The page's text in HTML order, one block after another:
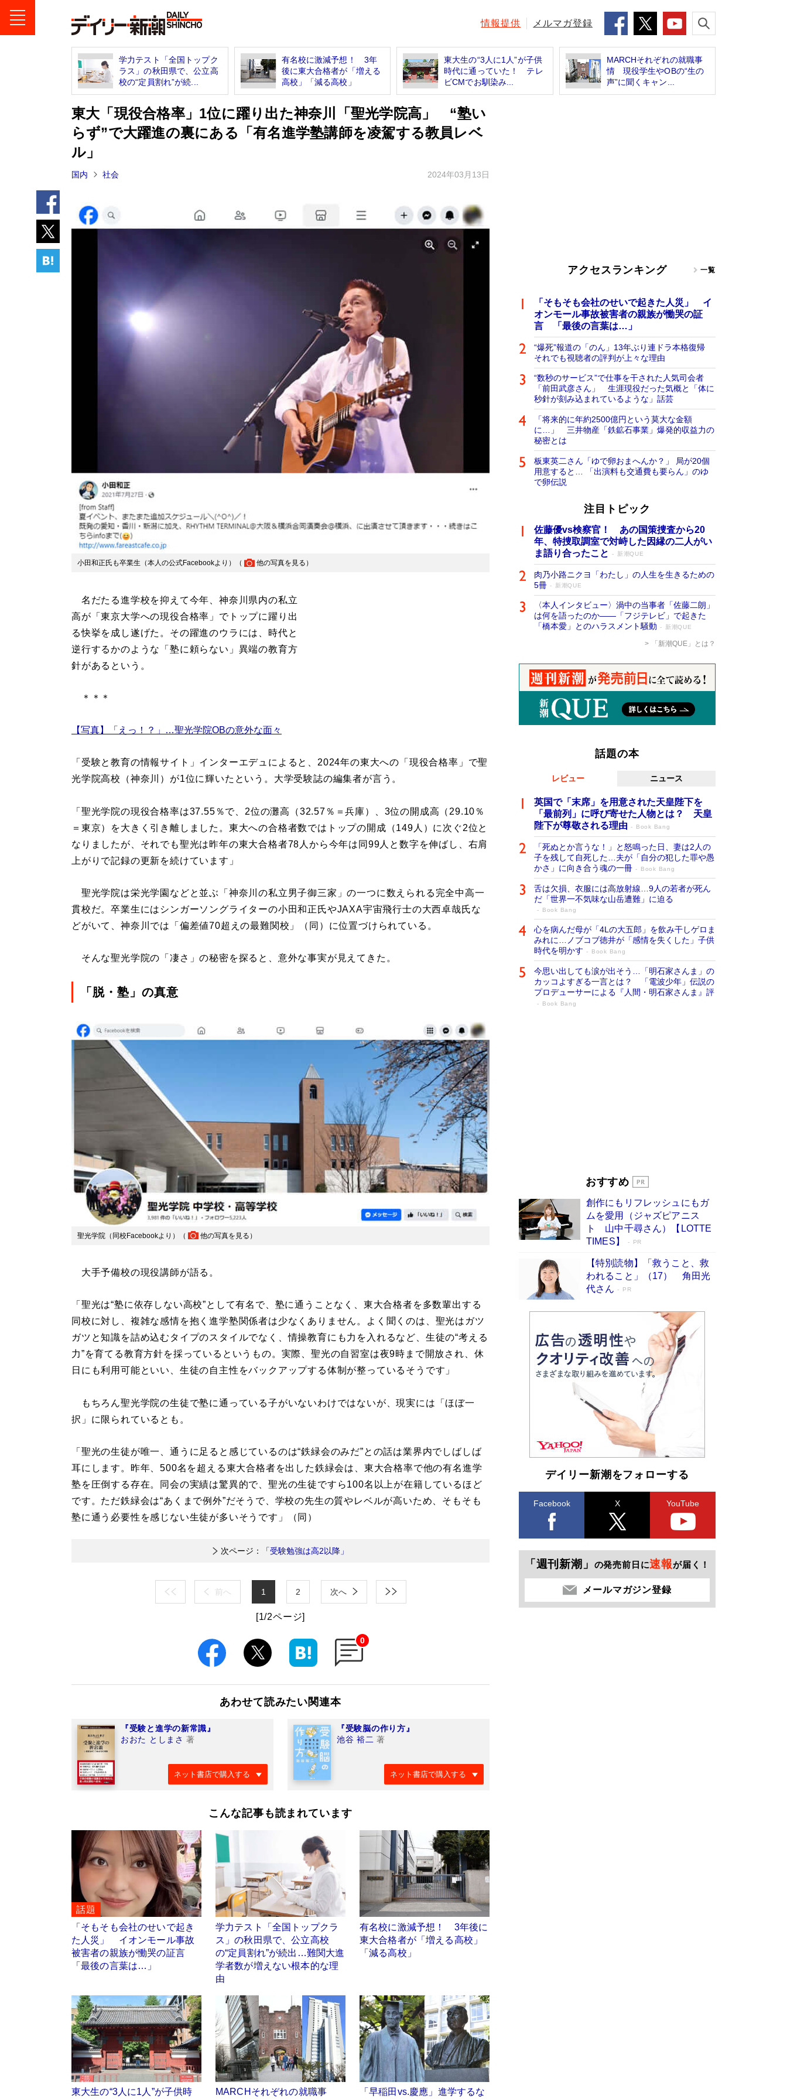
情報提供 メルマガ登録
学力テスト「全国トップク
ラス」の秋田県で、公立高
校の“定員割れ”が続...
有名校に激減予想！ 3年
後に東大合格者が「増える
高校」「減る高校」
東大生の“3人に1人”が子供
時代に通っていた！ テレ
ビCMでお馴染み...
MARCHそれぞれの就職事
情 現役学生やOBの“生の
声”に聞くキャン...
東大「現役合格率」1位に躍り出た神奈川「聖光学院高」 “塾い
らず”で大躍進の裏にある「有名進学塾講師を凌駕する教員レベ
ル」
国内 社会 2024年03月13日
小田和正氏も卒業生（本人の公式Facebookより）（ 他の写真を見る ）
名だたる進学校を抑えて今年、神奈川県内の私立
高が「東京大学への現役合格率」でトップに躍り出
る快挙を成し遂げた。その躍進のウラには、時代と
逆行するかのような「塾に頼らない」異端の教育方
針があるという。
＊＊＊
【写真】「えっ！？」…聖光学院OBの意外な面々
「受験と教育の情報サイト」インターエデュによると、2024年の東大への「現役合格率」で聖
光学院高校（神奈川）が1位に輝いたという。大学受験誌の編集者が言う。
「聖光学院の現役合格率は37.55％で、2位の灘高（32.57％＝兵庫）、3位の開成高（29.10％
＝東京）を大きく引き離しました。東大への合格者数ではトップの開成（149人）に次ぐ2位と
なりましたが、それでも聖光は昨年の東大合格者78人から今年は同99人と数字を伸ばし、右肩
上がりで記録の更新を続けています」
聖光学院は栄光学園などと並ぶ「神奈川の私立男子御三家」の一つに数えられる完全中高一
貫校だ。卒業生にはシンガーソングライターの小田和正氏やJAXA宇宙飛行士の大西卓哉氏な
どがいて、神奈川では「偏差値70超えの最難関校」（同）に位置づけられている。
そんな聖光学院の「凄さ」の秘密を探ると、意外な事実が見えてきた。
「脱・塾」の真意
聖光学院（同校Facebookより）（ 他の写真を見る ）
大手予備校の現役講師が語る。
「聖光は“塾に依存しない高校”として有名で、塾に通うことなく、東大合格者を多数輩出する
同校に対し、複雑な感情を抱く進学塾関係者は少なくありません。よく聞くのは、聖光はガツ
ガツと知識を詰め込むタイプのスタイルでなく、情操教育にも力を入れるなど、生徒の“考える
力”を育てる教育方針を採っているというもの。実際、聖光の自習室は夜9時まで開放され、休
日にも利用可能といい、生徒の自主性をバックアップする体制が整っているそうです」
もちろん聖光学院の生徒で塾に通っている子がいないわけではないが、現実には「ほぼ一
択」に限られているとも。
「聖光の生徒が唯一、通うに足ると感じているのは“鉄緑会のみだ”との話は業界内でしばしば
耳にします。昨年、500名を超える東大合格者を出した鉄緑会は、東大合格率で他の有名進学
塾を圧倒する存在。同会の実績は驚異的で、聖光の生徒ですら100名以上が在籍しているほど
です。ただ鉄緑会は“あくまで例外”だそうで、学校の先生の質やレベルが高いため、そもそも
塾に通う必要性を感じない生徒が多いそうです」（同）
次ページ： 「受験勉強は高2以降」
前へ 1 2 次へ
[1/2ページ]
0
あわせて読みたい関連本
『受験と進学の新常識』
おおた としまさ 著
ネット書店で購入する
『受験脳の作り方』
池谷 裕二 著
ネット書店で購入する
こんな記事も読まれています
話題
「そもそも会社のせいで起き
た人災」 イオンモール事故
被害者の親族が慟哭の証言
「最後の言葉は…」
学力テスト「全国トップクラ
ス」の秋田県で、公立高校
の“定員割れ”が続出…難関大進
学者数が増えない根本的な理
由
有名校に激減予想！ 3年後に
東大合格者が「増える高校」
「減る高校」
東大生の“3人に1人”が子供時 MARCHそれぞれの就職事 「早稲田vs.慶應」進学するな
アクセスランキング 一覧
「そもそも会社のせいで起きた人災」 イ
オンモール事故被害者の親族が慟哭の証
言 「最後の言葉は…」
“爆死”報道の「のん」13年ぶり連ドラ本格復帰
それでも視聴者の評判が上々な理由
“数秒のサービス”で仕事を干された人気司会者
「前田武彦さん」 生涯現役だった気概と「体に
秒針が刻み込まれているような」話芸
「将来的に年約2500億円という莫大な金額
に…」 三井物産「鉄鉱石事業」爆発的収益力の
秘密とは
板東英二さん「ゆで卵おまへんか？」 局が20個
用意すると… 「出演料も交通費も要らん」のゆ
で卵伝説
注目トピック
佐藤優vs検察官！ あの国策捜査から20
年、特捜取調室で対峙した因縁の二人がい
ま語り合ったこと
新潮QUE
肉乃小路ニクヨ「わたし」の人生を生きるための
5冊
新潮QUE
〈本人インタビュー〉渦中の当事者「佐藤二朗」
は何を語ったのか――「フジテレビ」で起きた
「橋本愛」とのハラスメント騒動
新潮QUE
「新潮QUE」とは？
話題の本
レビュー ニュース
英国で「末席」を用意された天皇陛下を
「最前列」に呼び寄せた人物とは？ 天皇
陛下が尊敬される理由
Book Bang
「死ぬとか言うな！」と怒鳴った日、妻は2人の
子を残して自死した…夫が「自分の犯した罪や愚
かさ」に向き合う魂の一冊
Book Bang
舌は欠損、衣服には高放射線…9人の若者が死ん
だ「世界一不気味な山岳遭難」に迫る
Book Bang
心を病んだ母が「4Lの大五郎」を飲み干しゲロま
みれに…ノブコブ徳井が「感情を失くした」子供
時代を明かす
Book Bang
今思い出しても涙が出そう…「明石家さんま」の
カッコよすぎる一言とは？ 「電波少年」伝説の
プロデューサーによる『人間・明石家さんま』評
Book Bang
らも文庫化 映画化された直木賞受賞作もランク
皇室はなぜ世界から尊敬されているのか？ 「天
皇陛下はお元気でおられるか」がサウジ国王の第
一声になる理由
Book Bang
おすすめ
創作にもリフレッシュにもガ
ムを愛用（ジャズピアニス
ト 山中千尋さん）【LOTTE
TIMES】
PR
【特別読物】「救うこと、救
われること」（17） 角田光
代さん
PR
デイリー新潮をフォローする
Facebook X YouTube
「週刊新潮」 の発売前日に速報が届く！
メールマガジン登録